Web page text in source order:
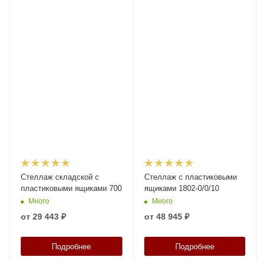
Стеллаж складской с
пластиковыми ящиками 700
Много
от 29 443 ₽
Подробнее
Стеллаж с пластиковыми
ящиками 1802-0/0/10
Много
от 48 945 ₽
Подробнее